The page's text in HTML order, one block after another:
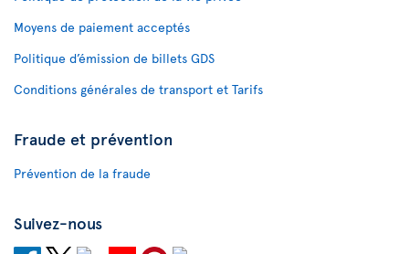
Moyens de paiement acceptés
Politique d’émission de billets GDS
Conditions générales de transport et Tarifs
Fraude et prévention
Prévention de la fraude
Suivez-nous